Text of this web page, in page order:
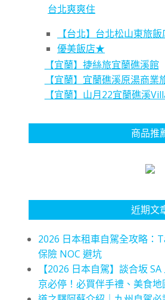
台北爽爽住
【台北】台北松山東旅
優美飯店★
【宜蘭】捷絲旅宜蘭礁溪館
【宜蘭】宜蘭礁溪原湯商
【宜蘭】山月22宜蘭礁溪
商品推
近期文
2026 日本租車自駕全攻略：
保險 NOC 避坑
【2026 日本自駕】談合坂
京必停！必買伴手禮、美食